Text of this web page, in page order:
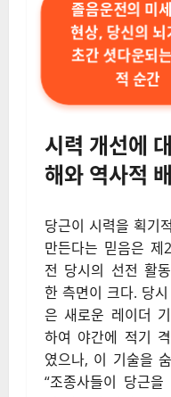
졸음운전의 미
현상, 당신의 뇌
초간 셧다운되
적 순간
시력 개선에
해와 역사적
당근이 시력을 획기
만든다는 믿음은 제
전 당시의 선전 활
한 측면이 크다. 당
은 새로운 레이더
하여 야간에 적기
였으나, 이 기술을
“조종사들이 당근